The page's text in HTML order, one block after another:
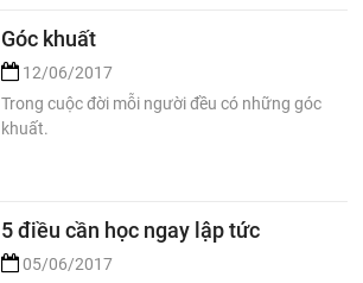
Góc khuất
12/06/2017
Trong cuộc đời mỗi người đều có những góc
khuất.
5 điều cần học ngay lập tức
05/06/2017